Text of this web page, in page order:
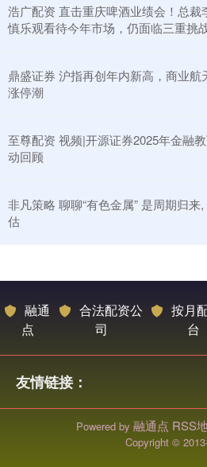
浩广配资 直击重庆啤酒业绩会！总裁
慎乐观看待今年市场，仍面临三重挑
鼎盛证券 沪指再创年内新高，商业航
涨停潮
至尊配资 视频|开源证券2025年金融
动回顾
非凡策略 聊聊“有色金属” 是周期归来
估
融通
点
合法配资公
司
按月
台
友情链接：
Powered by 融通点 RSS
Copyright ©